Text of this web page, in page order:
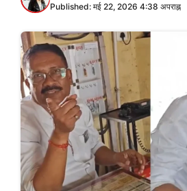
Published: मई 22, 2026 4:38 अपराह्न